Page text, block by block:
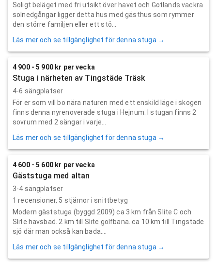
Soligt beläget med fri utsikt över havet och Gotlands vackra
solnedgångar ligger detta hus med gästhus som rymmer
den större familjen eller ett stö...
Läs mer och se tillgänglighet för denna stuga →
4 900 - 5 900 kr per vecka
Stuga i närheten av Tingstäde Träsk
4-6 sängplatser
För er som vill bo nära naturen med ett enskild läge i skogen
finns denna nyrenoverade stuga i Hejnum. I stugan finns 2
sovrum med 2 sängar i varje...
Läs mer och se tillgänglighet för denna stuga →
4 600 - 5 600 kr per vecka
Gäststuga med altan
3-4 sängplatser
1 recensioner, 5 stjärnor i snittbetyg
Modern gäststuga (byggd 2009) ca 3 km från Slite C och
Slite havsbad. 2 km till Slite golfbana. ca 10 km till Tingstäde
sjö där man också kan bada....
Läs mer och se tillgänglighet för denna stuga →